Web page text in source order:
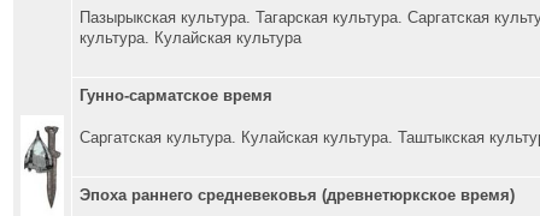
Пазырыкская культура. Тагарская культура. Саргатская
культура. Кулайская культура
Гунно-сарматское время
Саргатская культура. Кулайская культура. Таштыкская
Эпоха раннего средневековья (древнетюркское время)